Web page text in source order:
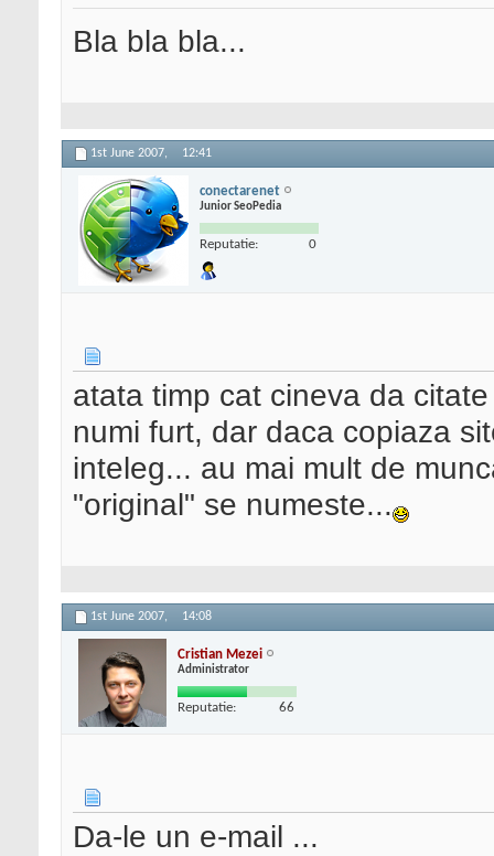
Bla bla bla...
1st June 2007, 12:41
conectarenet
Junior SeoPedia
Reputatie: 0
atata timp cat cineva da
numi furt, dar daca copiaza
inteleg... au mai mult de
"original" se numeste...
1st June 2007, 14:08
Cristian Mezei
Administrator
Reputatie: 66
Da-le un e-mail ...